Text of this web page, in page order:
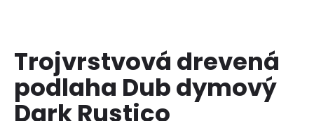
Trojvrstvová drevená
podlaha Dub dymový
Dark Rustico
s
ť
?